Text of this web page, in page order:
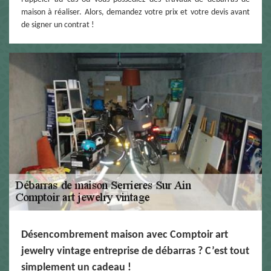
maison à réaliser. Alors, demandez votre prix et votre devis avant
de signer un contrat !
Désencombrement maison avec Comptoir art
jewelry vintage entreprise de débarras ? C’est tout
simplement un cadeau !